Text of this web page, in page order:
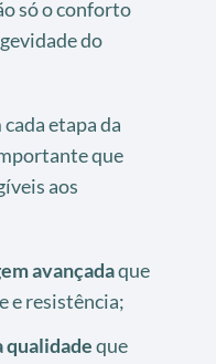
só o conforto
do
etapa da
que
aos
avançadaque
e resistência;
qualidadeque